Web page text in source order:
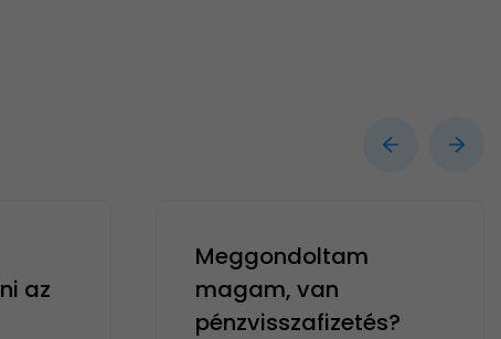
az
Meggondoltam
magam, van
pénzvisszafizetés?